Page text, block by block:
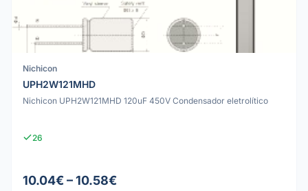
Nichicon
UPH2W121MHD
Nichicon UPH2W121MHD 120uF 450V Condensador eletrolítico
26
10.04€ – 10.58€